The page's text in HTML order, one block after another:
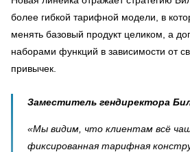
более гибкой тарифной модели, в
менять базовый продукт целиком, а
наборами функций в зависимости от
привычек.
Заместитель гендиректора
«Мы видим, что клиентам всё
фиксированная тарифная